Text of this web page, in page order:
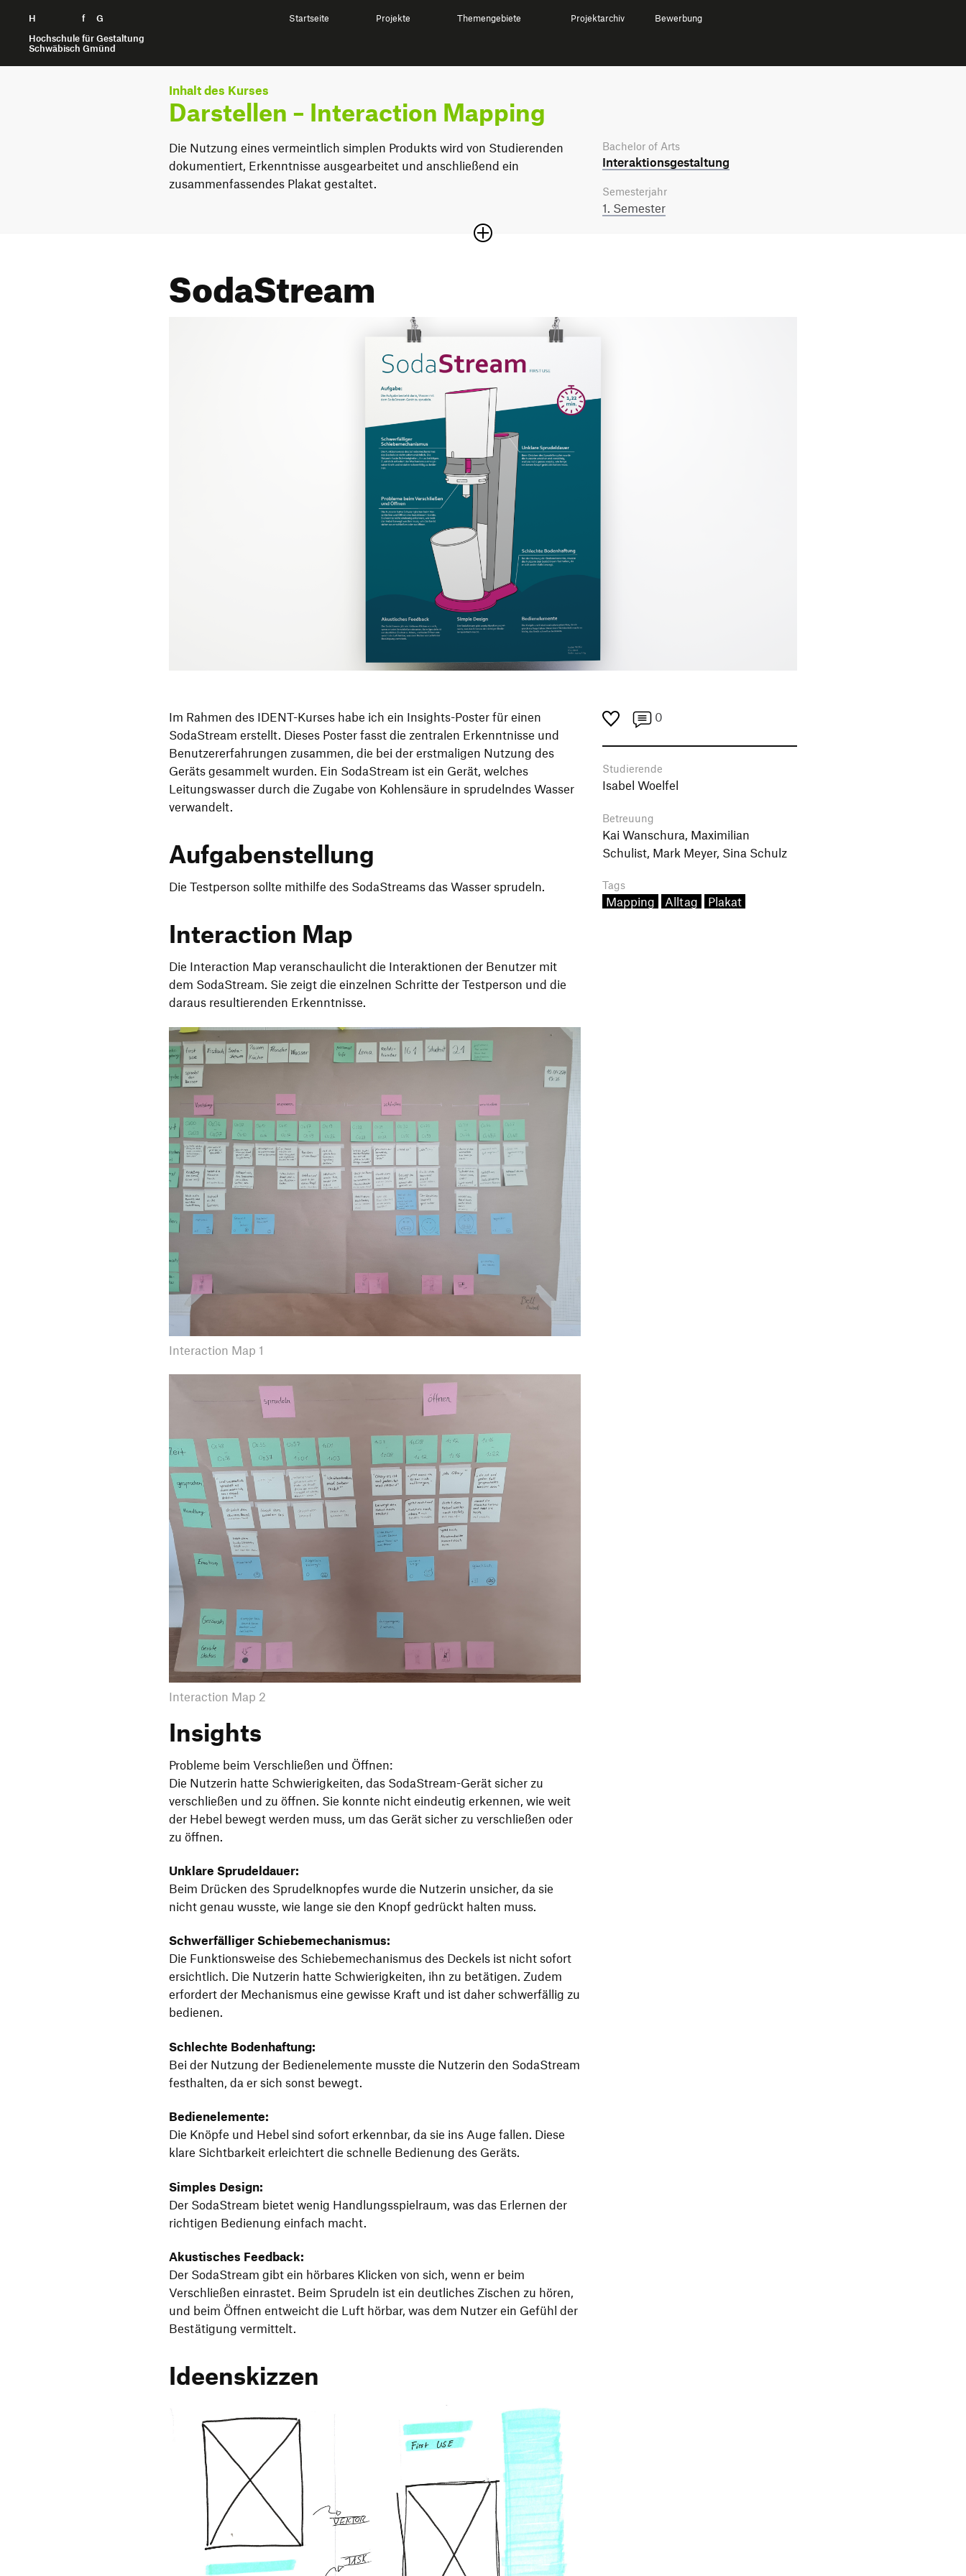
H f
G
Hochschule für Gestaltung
Schwäbisch Gmünd
Zum Seiteninhalt springen Startseite Projekte Themengebiete Projektarchiv Bewerbung
Inhalt des Kurses
Darstellen – Interaction Mapping
Die Nutzung eines vermeintlich simplen Produkts wird von Studierenden
dokumentiert, Erkenntnisse ausgearbeitet und anschließend ein
zusammenfassendes Plakat gestaltet.
Bachelor of Arts
Interaktions­gestaltung
Semesterjahr
1. Semester
SodaStream
Im Rahmen des IDENT-Kurses habe ich ein Insights-Poster für einen
SodaStream erstellt. Dieses Poster fasst die zentralen Erkenntnisse und
Benutzererfahrungen zusammen, die bei der erstmaligen Nutzung des
Geräts gesammelt wurden. Ein SodaStream ist ein Gerät, welches
Leitungswasser durch die Zugabe von Kohlensäure in sprudelndes Wasser
verwandelt.
Aufgabenstellung
Die Testperson sollte mithilfe des SodaStreams das Wasser sprudeln.
Interaction Map
Die Interaction Map veranschaulicht die Interaktionen der Benutzer mit
dem SodaStream. Sie zeigt die einzelnen Schritte der Testperson und die
daraus resultierenden Erkenntnisse.
Interaction Map 1
Interaction Map 2
Insights
Probleme beim Verschließen und Öffnen:
Die Nutzerin hatte Schwierigkeiten, das SodaStream-Gerät sicher zu
verschließen und zu öffnen. Sie konnte nicht eindeutig erkennen, wie weit
der Hebel bewegt werden muss, um das Gerät sicher zu verschließen oder
zu öffnen.
Unklare Sprudeldauer:
Beim Drücken des Sprudelknopfes wurde die Nutzerin unsicher, da sie
nicht genau wusste, wie lange sie den Knopf gedrückt halten muss.
Schwerfälliger Schiebemechanismus:
Die Funktionsweise des Schiebemechanismus des Deckels ist nicht sofort
ersichtlich. Die Nutzerin hatte Schwierigkeiten, ihn zu betätigen. Zudem
erfordert der Mechanismus eine gewisse Kraft und ist daher schwerfällig zu
bedienen.
Schlechte Bodenhaftung:
Bei der Nutzung der Bedienelemente musste die Nutzerin den SodaStream
festhalten, da er sich sonst bewegt.
Bedienelemente:
Die Knöpfe und Hebel sind sofort erkennbar, da sie ins Auge fallen. Diese
klare Sichtbarkeit erleichtert die schnelle Bedienung des Geräts.
Simples Design:
Der SodaStream bietet wenig Handlungsspielraum, was das Erlernen der
richtigen Bedienung einfach macht.
Akustisches Feedback:
Der SodaStream gibt ein hörbares Klicken von sich, wenn er beim
Verschließen einrastet. Beim Sprudeln ist ein deutliches Zischen zu hören,
und beim Öffnen entweicht die Luft hörbar, was dem Nutzer ein Gefühl der
Bestätigung vermittelt.
Ideenskizzen
0
Studierende
Isabel Woelfel
Betreuung
Kai Wanschura, Maximilian
Schulist, Mark Meyer, Sina Schulz
Tags
Mapping Alltag Plakat